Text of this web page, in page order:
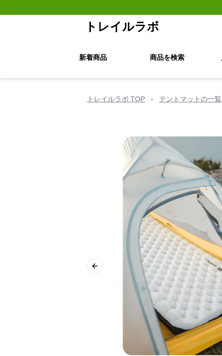
トレイルラボ
新着商品 商品を検索
トレイルラボ TOP › テントマットの一覧
Previous slide